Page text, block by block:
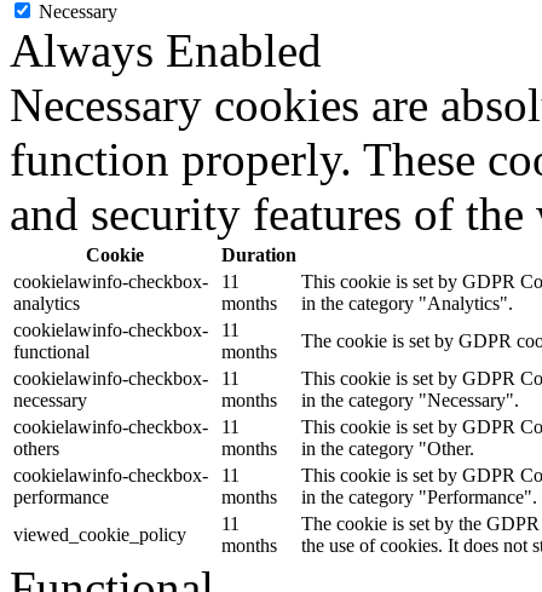
Necessary
Always Enabled
Necessary cookies are
function properly. These
and security features of
Cookie
Duration
cookielawinfo-checkbox-
analytics
11
months
This cookie is set by GDPR
in the category "Analytics".
cookielawinfo-checkbox-
functional
11
months
The cookie is set by GDPR
cookielawinfo-checkbox-
necessary
11
months
This cookie is set by GDPR
in the category "Necessary".
cookielawinfo-checkbox-
others
11
months
This cookie is set by GDPR
in the category "Other.
cookielawinfo-checkbox-
performance
11
months
This cookie is set by GDPR
in the category "Performance".
viewed_cookie_policy
11
months
The cookie is set by the
the use of cookies. It does not